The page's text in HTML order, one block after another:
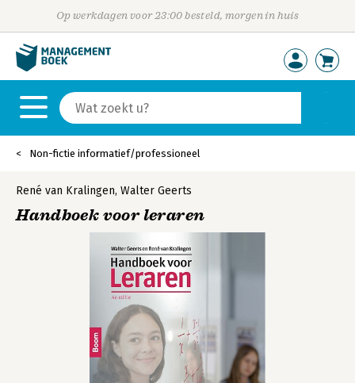
Op werkdagen voor 23:00 besteld, morgen in huis
Non-fictie informatief/professioneel
René van Kralingen, Walter Geerts
Handboek voor leraren